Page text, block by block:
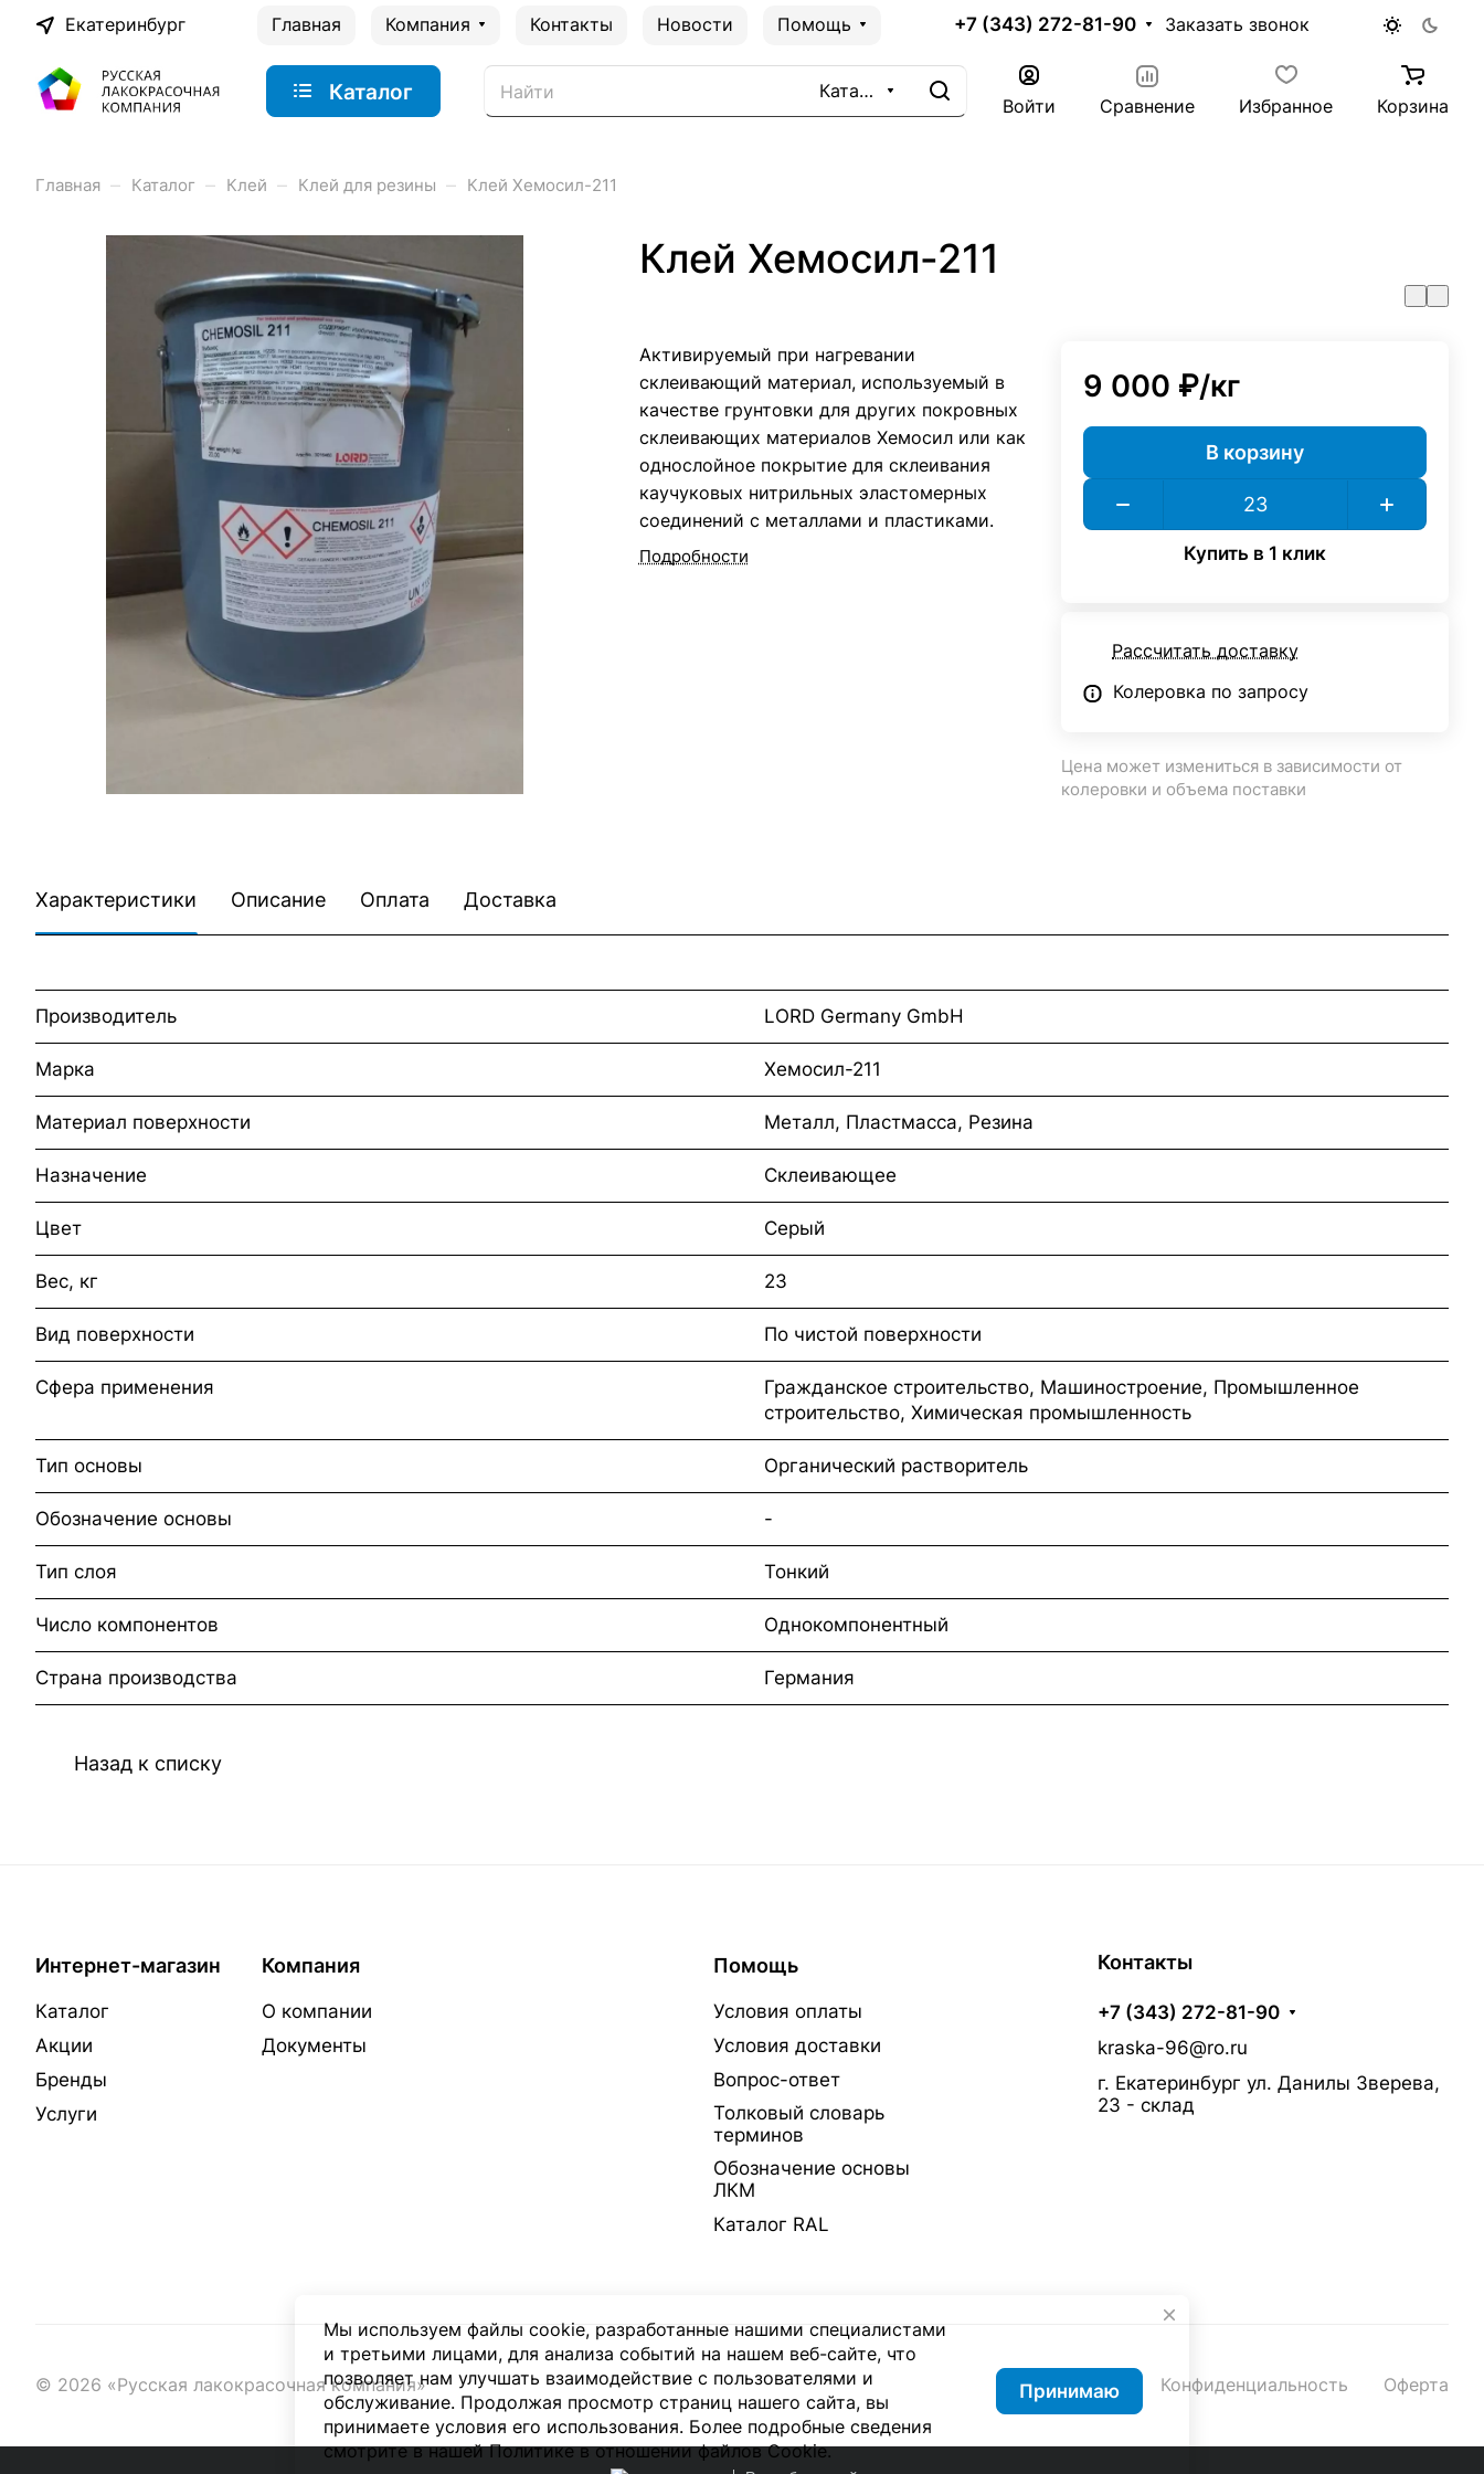
Екатеринбург Главная Компания Контакты Новости Помощь +7 (343) 272-81-90 Заказать звонок
Каталог Каталог
Войти Сравнение Избранное Корзина
Главная – Каталог – Клей – Клей для резины – Клей Хемосил-211
Клей Хемосил-211
Активируемый при нагревании
склеивающий материал, используемый в
качестве грунтовки для других покровных
склеивающих материалов Хемосил или как
однослойное покрытие для склеивания
каучуковых нитрильных эластомерных
соединений с металлами и пластиками.
Подробности
9 000 ₽/кг
В корзину
Купить в 1 клик
Рассчитать доставку
Колеровка по запросу
Цена может измениться в зависимости от
колеровки и объема поставки
Характеристики Описание Оплата Доставка
Производитель LORD Germany GmbH
Марка Хемосил-211
Материал поверхности Металл, Пластмасса, Резина
Назначение Склеивающее
Цвет Серый
Вес, кг 23
Вид поверхности По чистой поверхности
Сфера применения
Гражданское строительство, Машиностроение, Промышленное
строительство, Химическая промышленность
Тип основы Органический растворитель
Обозначение основы -
Тип слоя Тонкий
Число компонентов Однокомпонентный
Страна производства Германия
Назад к списку
Интернет-магазин
Каталог
Акции
Бренды
Услуги
Компания
О компании
Документы
Помощь
Условия оплаты
Условия доставки
Вопрос-ответ
Толковый словарь
терминов
Обозначение основы
ЛКМ
Каталог RAL
Контакты
+7 (343) 272-81-90
kraska-96@ro.ru
г. Екатеринбург ул. Данилы Зверева,
23 - склад
© 2026 «Русская лакокрасочная компания» Конфиденциальность Оферта
Мы используем файлы cookie, разработанные нашими специалистами
и третьими лицами, для анализа событий на нашем веб-сайте, что
позволяет нам улучшать взаимодействие с пользователями и
обслуживание. Продолжая просмотр страниц нашего сайта, вы
принимаете условия его использования. Более подробные сведения
смотрите в нашейПолитике в отношении файлов Cookie.
Принимаю